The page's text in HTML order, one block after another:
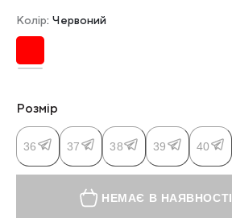
Колір: Червоний
Розмір
36 37 38 39 40
НЕМАЄ В НАЯВНОСТІ